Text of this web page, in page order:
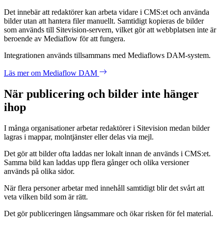
Det innebär att redaktörer kan arbeta vidare i CMS:et och använda
bilder utan att hantera filer manuellt. Samtidigt kopieras de bilder
som används till Sitevision-servern, vilket gör att webbplatsen inte är
beroende av Mediaflow för att fungera.
Integrationen används tillsammans med Mediaflows DAM-system.
Läs mer om Mediaflow DAM
När publicering och bilder inte hänger
ihop
I många organisationer arbetar redaktörer i Sitevision medan bilder
lagras i mappar, molntjänster eller delas via mejl.
Det gör att bilder ofta laddas ner lokalt innan de används i CMS:et.
Samma bild kan laddas upp flera gånger och olika versioner
används på olika sidor.
När flera personer arbetar med innehåll samtidigt blir det svårt att
veta vilken bild som är rätt.
Det gör publiceringen långsammare och ökar risken för fel material.